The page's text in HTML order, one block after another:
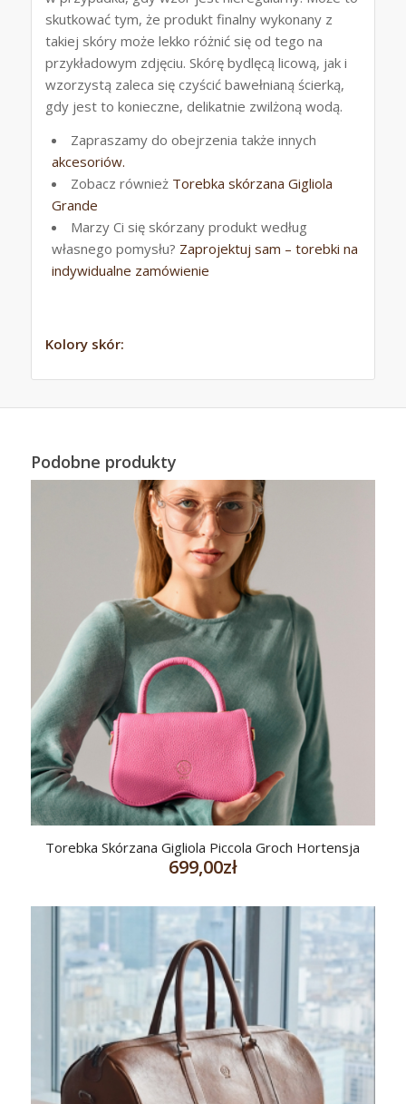
skutkować tym, że produkt finalny wykonany z
takiej skóry może lekko różnić się od tego na
przykładowym zdjęciu. Skórę bydlęcą licową, jak i
wzorzystą zaleca się czyścić bawełnianą ścierką,
gdy jest to konieczne, delikatnie zwilżoną wodą.
Zapraszamy do obejrzenia także innych
akcesoriów.
Zobacz również Torebka skórzana Gigliola
Grande
Marzy Ci się skórzany produkt według
własnego pomysłu? Zaprojektuj sam – torebki na
indywidualne zamówienie
Kolory skór:
Podobne produkty
Torebka Skórzana Gigliola Piccola Groch Hortensja
699,00zł